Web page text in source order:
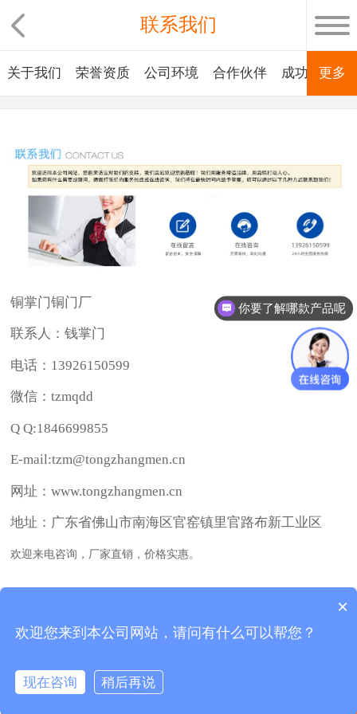
联系我们
关于我们 荣誉资质 公司环境 合作伙伴 成功案例
更多
铜掌门铜门厂
联系人：钱掌门
电话：13926150599
微信：tzmqdd
Q Q:1846699855
E-mail:tzm@tongzhangmen.cn
网址：www.tongzhangmen.cn
地址：广东省佛山市南海区官窑镇里官路布新工业区
欢迎来电咨询，厂家直销，价格实惠。
铜掌门铜门厂 © 版权所有 技术支持：鼎业科技
返回首页 产品中心
你要了解哪款产品呢
×
欢迎您来到本公司网站，请问有什么可以帮您？
现在咨询 稍后再说